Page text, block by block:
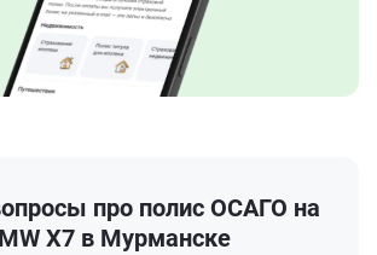
про полис ОСАГО на
X7 в Мурманске